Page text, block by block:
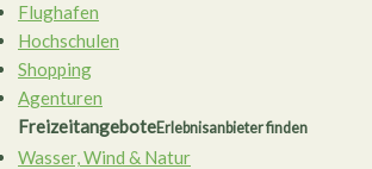
Flughafen
Hochschulen
Shopping
Agenturen
FreizeitangeboteErlebnisanbieter finden
Wasser, Wind & Natur